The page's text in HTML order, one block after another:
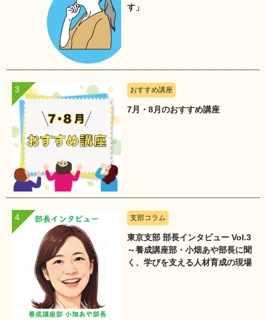
す」
おすすめ講座
7月・8月のおすすめ講座
支部コラム
東京支部 部長インタビュー Vol.3
～養成講座部・小畑あや部長に聞
く、学びを支える人材育成の現場